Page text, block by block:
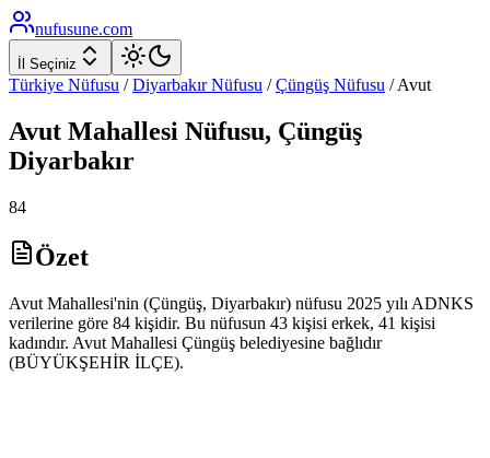
nufusune.com
İl Seçiniz
Türkiye Nüfusu / DiyarbakırNüfusu / Çüngüş Nüfusu /Avut
Avut Mahallesi Nüfusu, Çüngüş
Diyarbakır
84
Özet
Avut Mahallesi'nin (Çüngüş, Diyarbakır) nüfusu 2025 yılı ADNKS
verilerine göre 84 kişidir. Bu nüfusun 43 kişisi erkek, 41 kişisi
kadındır. Avut Mahallesi Çüngüş belediyesine bağlıdır
(BÜYÜKŞEHİR İLÇE).